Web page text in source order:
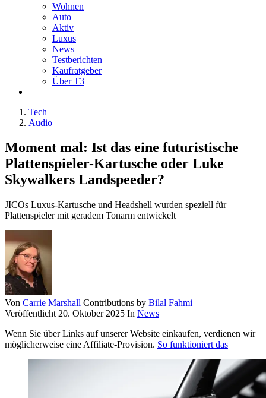
Wohnen
Auto
Aktiv
Luxus
News
Testberichten
Kaufratgeber
Über T3
Tech
Audio
Moment mal: Ist das eine futuristische
Plattenspieler-Kartusche oder Luke
Skywalkers Landspeeder?
JICOs Luxus-Kartusche und Headshell wurden speziell für
Plattenspieler mit geradem Tonarm entwickelt
Von Carrie Marshall Contributions by Bilal Fahmi
Veröffentlicht 20. Oktober 2025 In News
Wenn Sie über Links auf unserer Website einkaufen, verdienen wir
möglicherweise eine Affiliate-Provision. So funktioniert das